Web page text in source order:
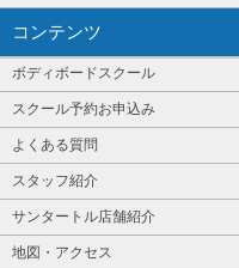
コンテンツ
ボディボードスクール
スクール予約お申込み
よくある質問
スタッフ紹介
サンタートル店舗紹介
地図・アクセス